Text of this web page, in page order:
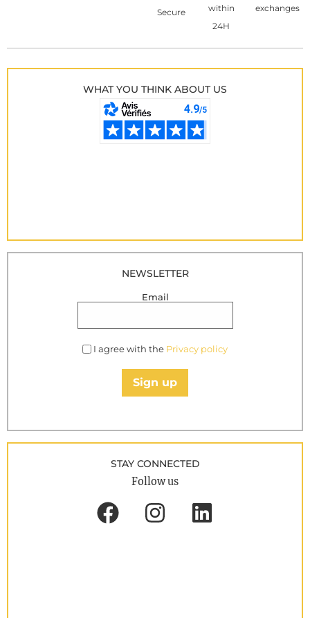
Secure
within
24H
exchanges
WHAT YOU THINK ABOUT US
NEWSLETTER
Email
I agree with the Privacy policy
Sign up
STAY CONNECTED
Follow us